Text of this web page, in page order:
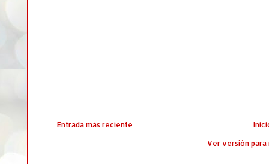
Entrada más reciente
Ver versión